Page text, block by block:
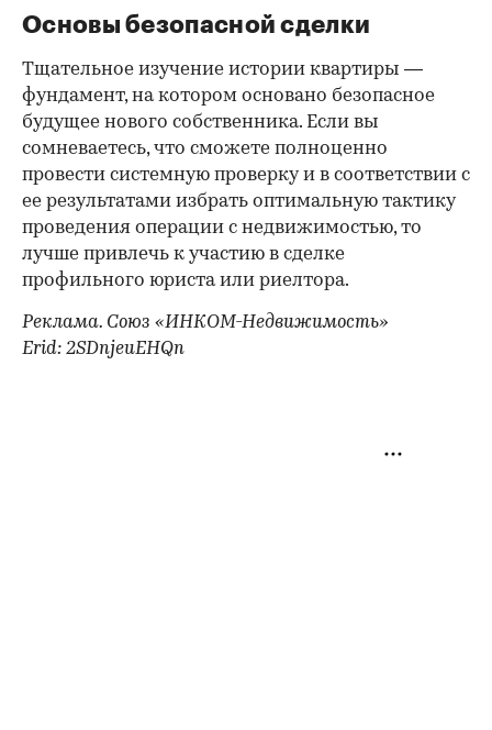
Основы безопасной сделки
Тщательное изучение истории квартиры —
фундамент, на котором основано безопасное
будущее нового собственника. Если вы
сомневаетесь, что сможете полноценно
провести системную проверку и в соответствии с
ее результатами избрать оптимальную тактику
проведения операции с недвижимостью, то
лучше привлечь к участию в сделке
профильного юриста или риелтора.
Реклама. Союз «ИНКОМ-Недвижимость»
Erid: 2SDnjeuEHQn